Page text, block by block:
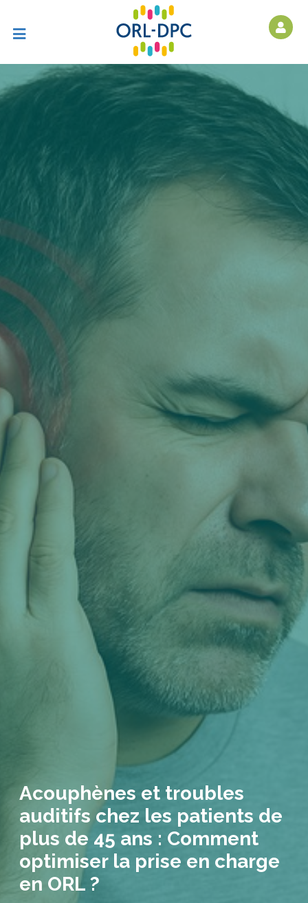
Acouphènes et troubles
auditifs chez les patients de
plus de 45 ans : Comment
optimiser la prise en charge
en ORL ?